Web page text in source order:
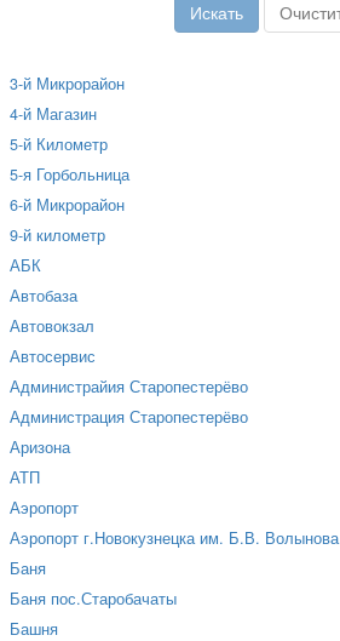
3-й Микрорайон
4-й Магазин
5-й Километр
5-я Горбольница
6-й Микрорайон
9-й километр
АБК
Автобаза
Автовокзал
Автосервис
Администрайия Старопестерёво
Администрация Старопестерёво
Аризона
АТП
Аэропорт
Аэропорт г.Новокузнецка им. Б.В. Волынова
Баня
Баня пос.Старобачаты
Башня